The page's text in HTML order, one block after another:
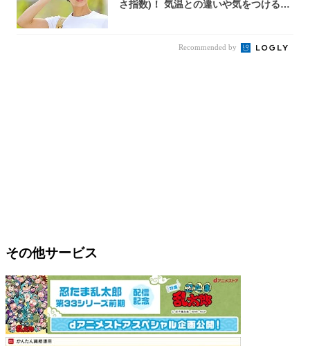
さ指数)！ 気温との違いや気をつけるべ
Recommended by
その他サービス